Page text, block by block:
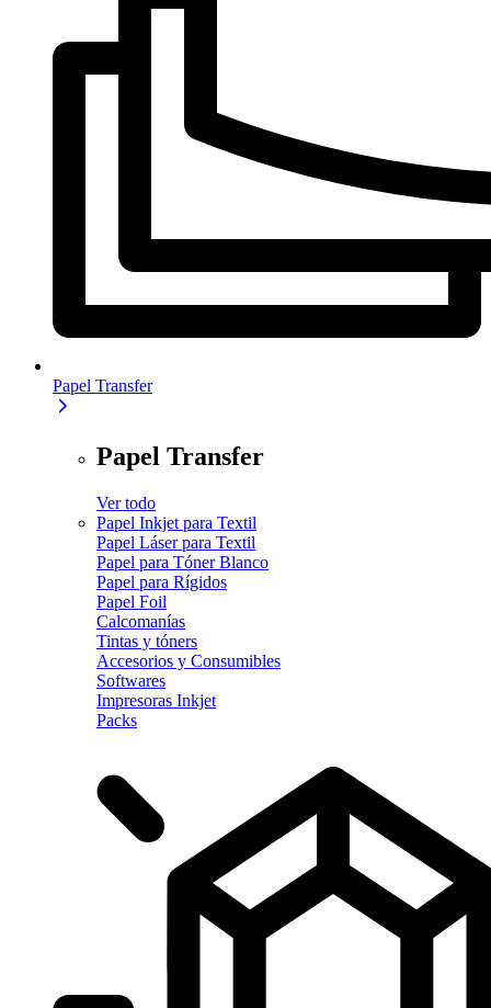
Papel Transfer
Papel Transfer
Ver todo
Papel Inkjet para Textil
Papel Láser para Textil
Papel para Tóner Blanco
Papel para Rígidos
Papel Foil
Calcomanías
Tintas y tóners
Accesorios y Consumibles
Softwares
Impresoras Inkjet
Packs